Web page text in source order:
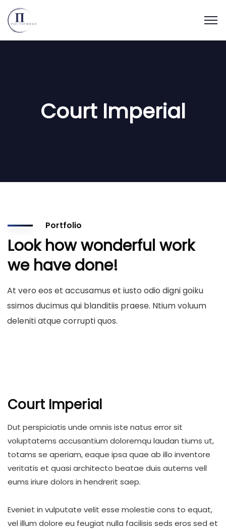
Court Imperial
Portfolio
Look how wonderful work
we have done!
At vero eos et accusamus et iusto odio digni goiku
ssimos ducimus qui blanditiis praese. Ntium voluum
deleniti atque corrupti quos.
Court Imperial
Dut perspiciatis unde omnis iste natus error sit
voluptatems accusantium doloremqu laudan tiums ut,
totams se aperiam, eaque ipsa quae ab illo inventore
veritatis et quasi architecto beatae duis autems vell
eums iriure dolors in hendrerit saep.
Eveniet in vulputate velit esse molestie cons to equat,
vel illum dolore eu feugiat nulla facilisis seds eros sed et